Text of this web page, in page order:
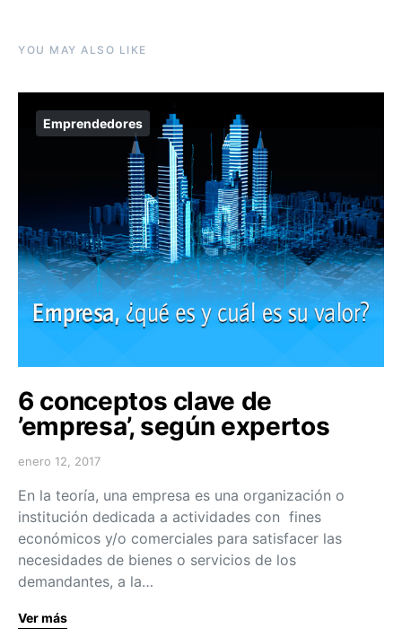
YOU MAY ALSO LIKE
Emprendedores
6 conceptos clave de
’empresa’, según expertos
enero 12, 2017
En la teoría, una empresa es una organización o
institución dedicada a actividades con fines
económicos y/o comerciales para satisfacer las
necesidades de bienes o servicios de los
demandantes, a la…
Ver más